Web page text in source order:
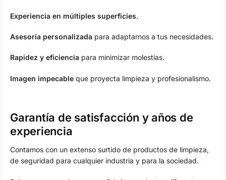
Experiencia en múltiples superficies.
Asesoría personalizada para adaptarnos a tus necesidades.
Rapidez y eficiencia para minimizar molestias.
Imagen impecable que proyecta limpieza y profesionalismo.
Garantía de satisfacción y años de
experiencia
Contamos con un extenso surtido de productos de limpieza,
de seguridad para cualquier industria y para la sociedad.